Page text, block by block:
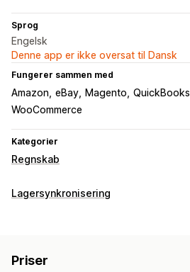
Sprog
Engelsk
Denne app er ikke oversat til Dansk
Fungerer sammen med
Amazon eBay Magento QuickBooks
WooCommerce
Kategorier
Regnskab
Regnskabsrapporter
Sporing af kostpris for solgte varer
Lagersynkronisering
Flere kanaler
Priser